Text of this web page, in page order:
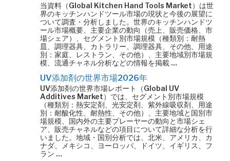
当資料（Global Kitchen Hand Tools Market）は世
界のキッチンハンドツール市場の現状と今後の展望に
ついて調査・分析しました。世界のキッチンハンドツ
ール市場概要、主要企業の動向（売上、販売価格、市
場シェア）、セグメント別市場規模（種類別：耐熱
皿、調理器具、カトラリー、調理器具、その他、用途
別：家庭、レストラン、その他）、主要地域別市場規
模、流通チャネル分析などの情報を掲載 …
UV添加剤の世界市場2026年
UV添加剤の世界市場レポート（Global UV
Additives Market）では、セグメント別市場規模
（種類別：熱安定剤、光安定剤、紫外線吸収剤、用途
別：耐酸化性、耐熱性、その他）、主要地域と国別市
場規模、国内外の主要プレーヤーの動向と市場シェ
ア、販売チャネルなどの項目について詳細な分析を行
いました。地域・国別分析では、北米、アメリカ、カ
ナダ、メキシコ、ヨーロッパ、ドイツ、イギリス、フ
ラン …